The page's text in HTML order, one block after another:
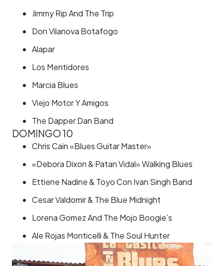
Jimmy Rip And The Trip
Don Vilanova Botafogo
Alapar
Los Mentidores
Marcia Blues
Viejo Motor Y Amigos
The Dapper Dan Band
DOMINGO 10
Chris Cain «Blues Guitar Master»
«Debora Dixon & Patan Vidal» Walking Blues
Ettiene Nadine & Toyo Con Ivan Singh Band
Cesar Valdomir & The Blue Midnight
Lorena Gomez And The Mojo Boogie’s
Ale Rojas Monticelli & The Soul Hunter